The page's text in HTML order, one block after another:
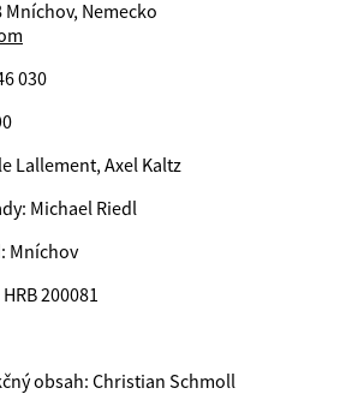
Nemecko
030
Lallement, Axel Kaltz
Michael Riedl
Mníchov
200081
obsah: Christian Schmoll